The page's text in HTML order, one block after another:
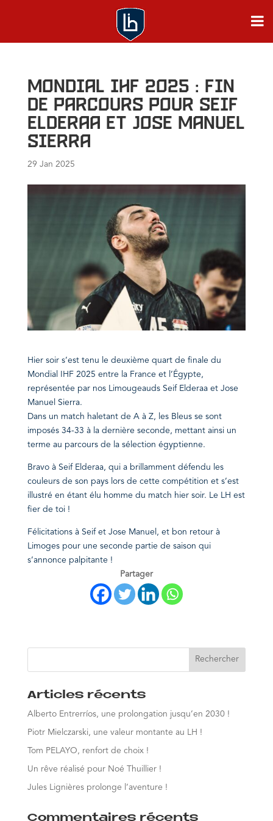
Mondial IHF 2025 : Fin
de parcours pour Seif
Elderaa et Jose Manuel
Sierra
29 Jan 2025
Hier soir s’est tenu le deuxième quart de finale du
Mondial IHF 2025 entre la France et l’Égypte,
représentée par nos Limougeauds Seif Elderaa et Jose
Manuel Sierra.
Dans un match haletant de A à Z, les Bleus se sont
imposés 34-33 à la dernière seconde, mettant ainsi un
terme au parcours de la sélection égyptienne.
Bravo à Seif Elderaa, qui a brillamment défendu les
couleurs de son pays lors de cette compétition et s’est
illustré en étant élu homme du match hier soir. Le LH est
fier de toi !
Félicitations à Seif et Jose Manuel, et bon retour à
Limoges pour une seconde partie de saison qui
s’annonce palpitante !
Partager
Articles récents
Alberto Entrerríos, une prolongation jusqu’en 2030 !
Piotr Mielczarski, une valeur montante au LH !
Tom PELAYO, renfort de choix !
Un rêve réalisé pour Noé Thuillier !
Jules Lignières prolonge l’aventure !
Commentaires récents